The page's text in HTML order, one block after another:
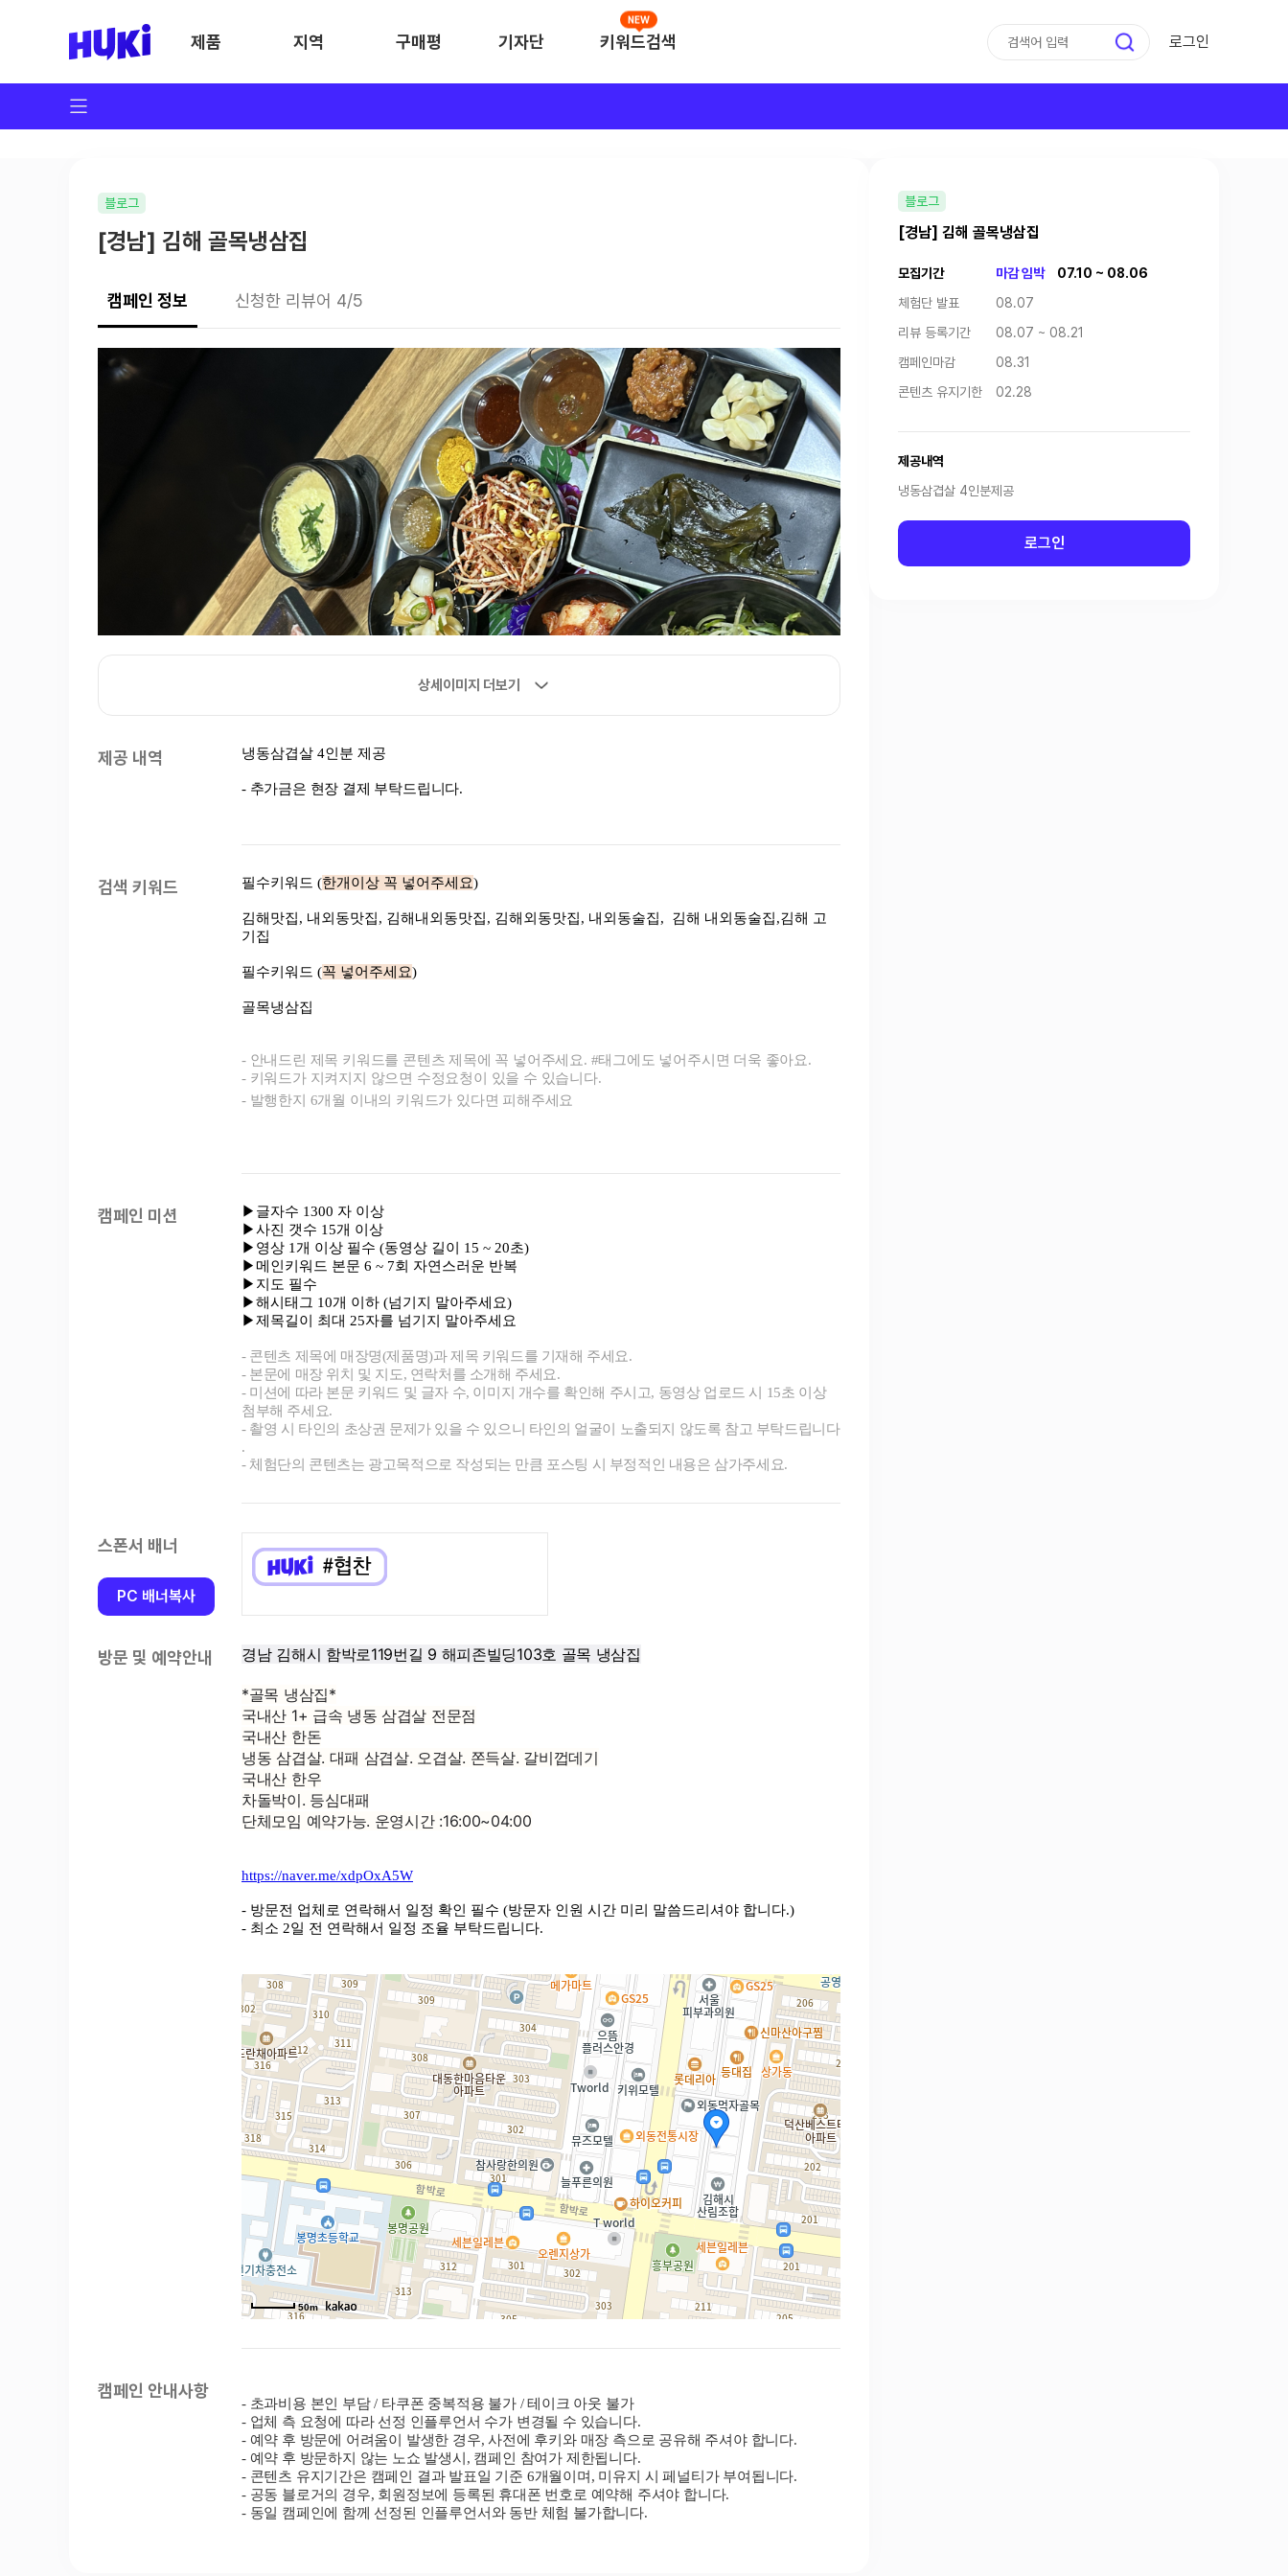
제품 지역 구매평 기자단 키워드검색
NEW
로그인
블로그
[경남] 김해 골목냉삼집
캠페인 정보 신청한 리뷰어 4/5
상세이미지 더보기
제공 내역
검색 키워드
캠페인 미션
스폰서 배너
PC 배너복사
방문 및 예약안내
50m
캠페인 안내사항
블로그
[경남] 김해 골목냉삼집
모집기간 마감 임박
07.10 ~ 08.06
체험단 발표
08.07
리뷰 등록기간
08.07 ~ 08.21
캠페인마감
08.31
콘텐츠 유지기한
02.28
제공내역
냉동삼겹살 4인분제공
로그인